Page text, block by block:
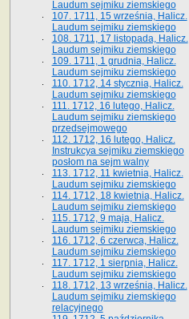
Laudum sejmiku ziemskiego
107. 1711, 15 września, Halicz.
Laudum sejmiku ziemskiego
108. 1711, 17 listopada, Halicz.
Laudum sejmiku ziemskiego
109. 1711, 1 grudnia, Halicz.
Laudum sejmiku ziemskiego
110. 1712, 14 stycznia, Halicz.
Laudum sejmiku ziemskiego
111. 1712, 16 lutego, Halicz.
Laudum sejmiku ziemskiego
przedsejmowego
112. 1712, 16 lutego, Halicz.
Instrukcya sejmiku ziemskiego
posłom na sejm walny
113. 1712, 11 kwietnia, Halicz.
Laudum sejmiku ziemskiego
114. 1712, 18 kwietnia, Halicz.
Laudum sejmiku ziemskiego
115. 1712, 9 maja, Halicz.
Laudum sejmiku ziemskiego
116. 1712, 6 czerwca, Halicz.
Laudum sejmiku ziemskiego
117. 1712, 1 sierpnia, Halicz.
Laudum sejmiku ziemskiego
118. 1712, 13 września, Halicz.
Laudum sejmiku ziemskiego
relacyjnego